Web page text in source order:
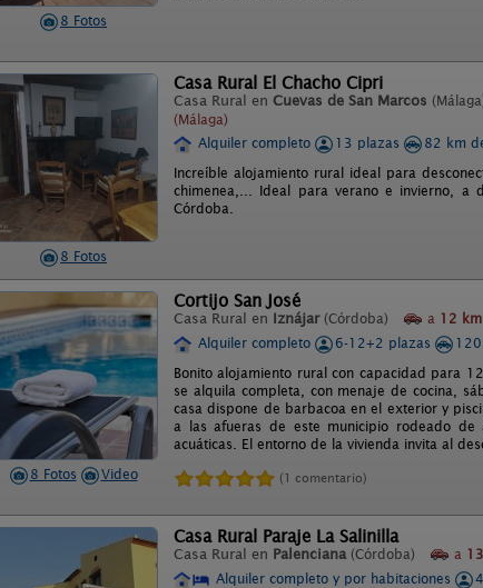
8 Fotos
8 Fotos
Casa Rural El Chacho Cipri
Casa Rural en Cuevas de San Marcos
(Málaga)
Alquiler completo 13 plazas
82 km
Increíble alojamiento rural ideal para
chimenea,... Ideal para verano e invierno, a
Córdoba.
8 Fotos Video
Cortijo San José
Casa Rural en Iznájar (Córdoba) a 12 km
Alquiler completo
6-12+2 plazas
Bonito alojamiento rural con capacidad para
se alquila completa, con menaje de cocina,
casa dispone de barbacoa en el exterior y
a las afueras de este municipio rodeado
acuáticas. El entorno de la vivienda invita al
(1 comentario)
Casa Rural Paraje La Salinilla
Casa Rural en Palenciana (Córdoba) a
Alquiler completo y por habitaciones